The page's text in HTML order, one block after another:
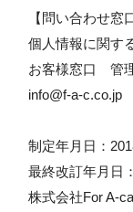
【問い合わせ窓
個人情報に関す
お客様窓口 管
info@f-a-c.co.jp
制定年月日：
最終改訂年月日
株式会社For A-